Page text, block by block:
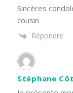
Sincères
cousin
Répondre
Stéphane